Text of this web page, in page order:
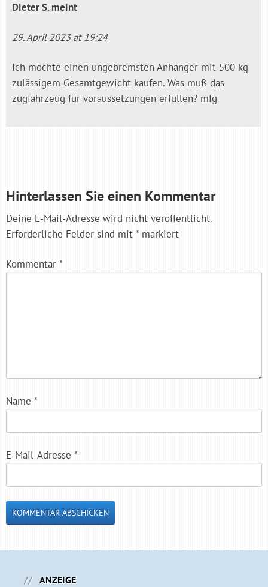
Dieter S.meint
29. April 2023 at 19:24
Ich möchte einen ungebremsten Anhänger mit 500 kg
zulässigem Gesamtgewicht kaufen. Was muß das
zugfahrzeug für voraussetzungen erfüllen? mfg
Hinterlassen Sie einen Kommentar
Deine E-Mail-Adresse wird nicht veröffentlicht.
Erforderliche Felder sind mit *markiert
Kommentar *
Name *
E-Mail-Adresse *
ANZEIGE